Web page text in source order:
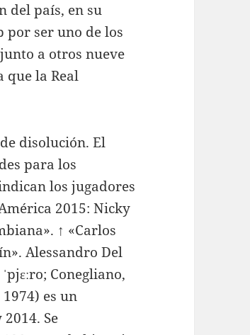
del país, en su
por ser uno de los
a otros nueve
que la Real
disolución. El
para los
los jugadores
2015: Nicky
↑ «Carlos
Alessandro Del
Conegliano,
es un
Se